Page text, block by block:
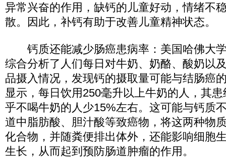
异常兴奋的作用，缺钙的儿童好动，情绪不
散。因此，补钙有助于改善儿童精神状态。
钙质还能减少肠癌患病率：美国哈佛大
综合分析了人们每日对牛奶、奶酪、酸奶以
品摄入情况，发现钙的摄取量可能与结肠癌
显示，每日饮用250毫升以上牛奶的人，其
乎不喝牛奶的人少15%左右。这可能与钙质
道中脂肪酸、胆汁酸等致癌物，将这两种物
化合物，并随粪便排出体外，还能影响细胞
生长，从而起到预防肠道肿瘤的作用。